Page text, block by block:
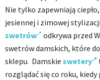
Nie tylko zapewniają
jesiennej i zimowej
swetrów
odkrywa przed
swetrów damskich, które
sklepu. Damskie swetery
rozglądać się co roku, kiedy